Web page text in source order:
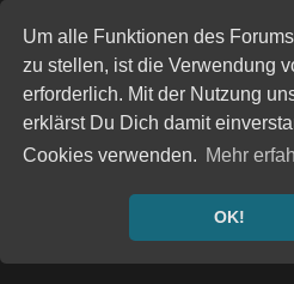
Um alle Funktionen des
zu stellen, ist die Verwendung
erforderlich. Mit der Nutzung
erklärst Du Dich damit
Cookies verwenden. Mehr
OK!